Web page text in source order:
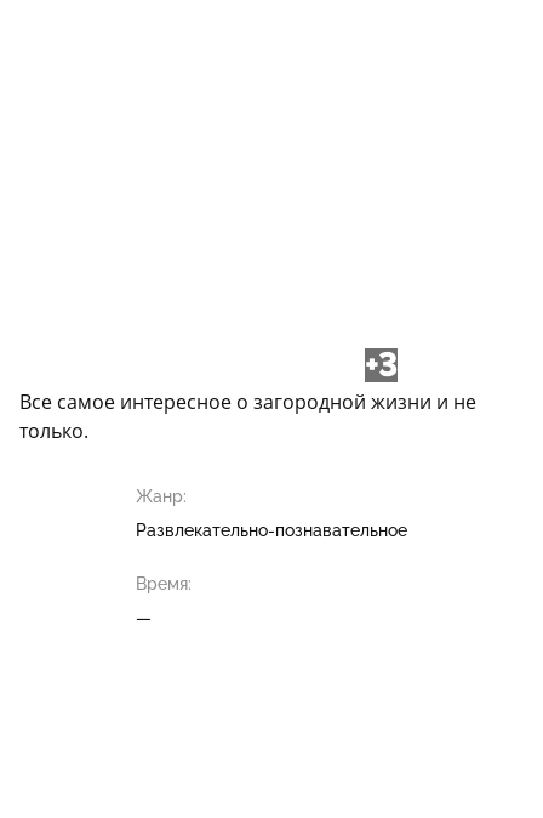
+3
Все самое интересное о загородной жизни и не
только.
Жанр:
Развлекательно-познавательное
Время:
—